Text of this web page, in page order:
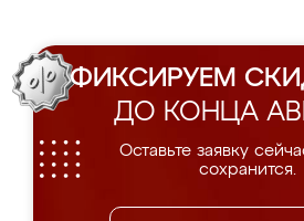
ФИКСИРУЕМ
ДО КОНЦА
Оставьте заявку
сохранится.